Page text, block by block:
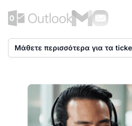
Μάθετε περισσότερα για τα